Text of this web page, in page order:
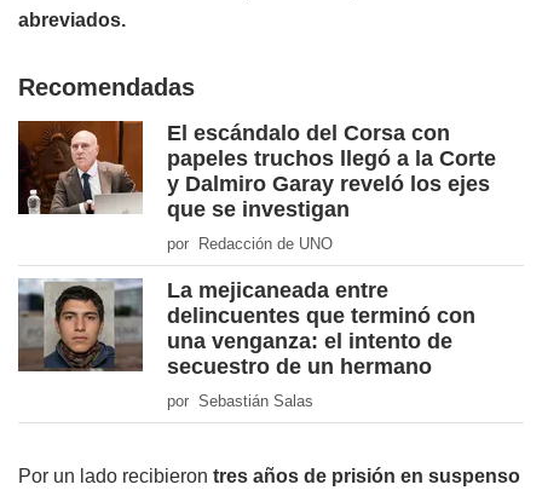
abreviados.
Recomendadas
El escándalo del Corsa con
papeles truchos llegó a la Corte
y Dalmiro Garay reveló los ejes
que se investigan
por Redacción de UNO
La mejicaneada entre
delincuentes que terminó con
una venganza: el intento de
secuestro de un hermano
por Sebastián Salas
Por un lado recibieron tres años de prisión en suspenso